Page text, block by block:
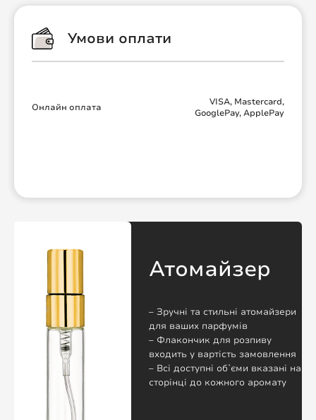
Умови оплати
Онлайн оплата
VISA, Mastercard,
GooglePay, ApplePay
Атомайзер
– Зручні та стильні атомайзери
для ваших парфумів
– Флакончик для розпиву
входить у вартість замовлення
– Всі доступні обʼєми вказані на
сторінці до кожного аромату